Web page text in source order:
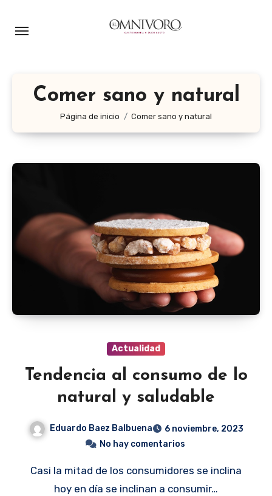
Comer sano y natural
Página de inicio Comer sano y natural
Actualidad
Tendencia al consumo de lo
natural y saludable
Eduardo Baez Balbuena
6 noviembre, 2023
No hay comentarios
Casi la mitad de los consumidores se inclina
hoy en día se inclinan a consumir…